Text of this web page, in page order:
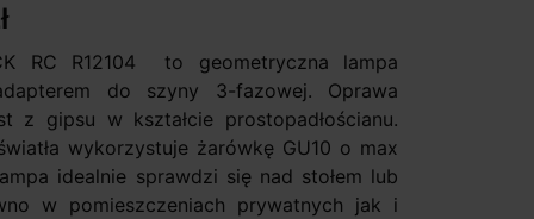
RC R12104 to geometryczna lampa
do szyny 3-fazowej. Oprawa
z gipsu w kształcie prostopadłościanu.
wykorzystuje żarówkę GU10 o max
idealnie sprawdzi się nad stołem lub
w pomieszczeniach prywatnych jak i